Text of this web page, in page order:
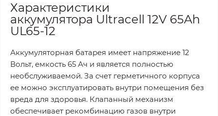
Характеристики
аккумулятора Ultracell 12V 65Ah
UL65-12
Аккумуляторная батарея имеет напряжение 12
Вольт, емкость 65 Ач и является полностью
необслуживаемой. За счет герметичного корпуса
ее можно эксплуатировать внутри помещения без
вреда для здоровья. Клапанный механизм
обеспечивает рекомбинацию газов внутри